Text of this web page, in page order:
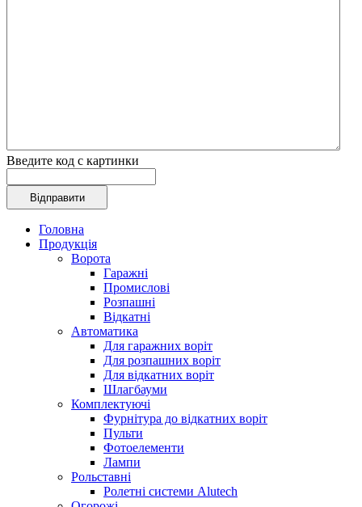
Введите код с картинки
Головна
Продукція
Ворота
Гаражні
Промислові
Розпашні
Відкатні
Автоматика
Для гаражних воріт
Для розпашних воріт
Для відкатних воріт
Шлагбауми
Комплектуючі
Фурнітура до відкатних воріт
Пульти
Фотоелементи
Лампи
Рольставні
Ролетні системи Alutech